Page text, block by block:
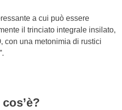
a cui può essere
il trinciato integrale insilato,
con una metonimia di rustici